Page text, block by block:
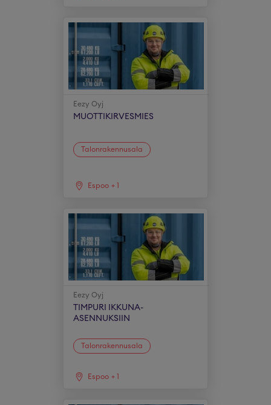
Eezy Oyj
MUOTTIKIRVESMIES
Talonrakennusala
Espoo + 1
Eezy Oyj
TIMPURI IKKUNA-
ASENNUKSIIN
Talonrakennusala
Espoo + 1